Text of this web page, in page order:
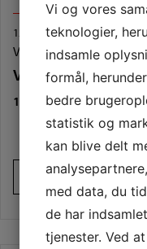
12 glas 31 cl. 14,6 cm
Varenummer (SKU):
Vino Grande
1.199,00DKK
Vi og vores
teknologier,
indsamle
formål,
bedre
statistik og
kan blive delt
med data, du
de har
tjenester. Ved